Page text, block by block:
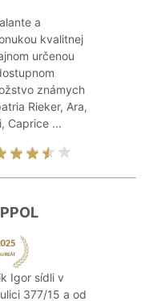
a
kvalitnej
určenou
známych
Rieker, Ara,
Caprice ...
Igor sídli v
377/15 a od